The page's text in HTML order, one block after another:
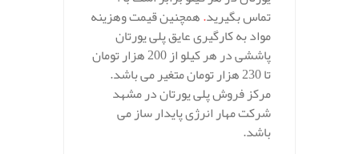
تماس بگیرید.همچنین قیمت وهزینه
مواد به کارگیری عایق پلی یورتان
پاششی در هر کیلو از 200 هزار تومان
تا 230 هزار تومان متغیر می باشد.
مرکز فروش پلی یورتان در مشهد
شرکت مهار انرژی پایدار ساز می
باشد.